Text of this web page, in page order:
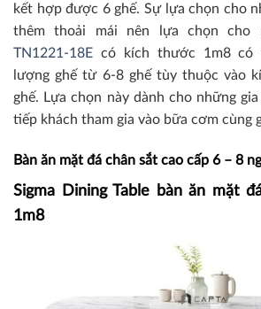
kết hợp được 6 ghế. Sự lựa chọn cho
thêm thoải mái nên lựa chọn cho
TN1221-18E có kích thước 1m8 có
lượng ghế từ 6-8 ghế tùy thuộc vào
ghế. Lựa chọn này dành cho những
tiếp khách tham gia vào bữa cơm cùng
Bàn ăn mặt đá chân sắt cao cấp 6 – 8
Sigma Dining Table bàn ăn mặt
1m8